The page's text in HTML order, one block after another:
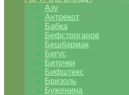
Азу
Антрекот
Бабка
Бефстроганов
Бешбармак
Бигус
Биточки
Бифштекс
Бризоль
Буженина